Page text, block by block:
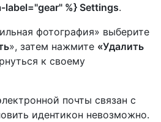
label="gear" %} Settings.
фотография» выберите
», затем нажмите «Удалить
к своему
почты связан с
идентикон невозможно.